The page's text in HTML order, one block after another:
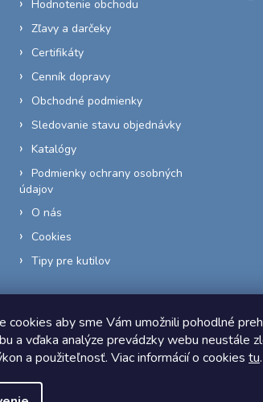
cookies aby sme Vám umožnili pohodlné
a vďaka analýze prevádzky webu neustále
a použiteľnosť. Viac informácií o cookies tu.
Hodnotenie obchodu
Zľavy a darčeky
Certifikáty
Cenník dopravy
Obchodné podmienky
Sledovanie stavu objednávky
Katalógy
Podmienky ochrany osobných
údajov
O nás
Cookies
Tipy pre kutilov
Copyright 2026 Elektro-siete.sk . Všetky